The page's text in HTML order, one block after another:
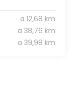
a 12,68 km
a 38,76 km
a 39,98 km